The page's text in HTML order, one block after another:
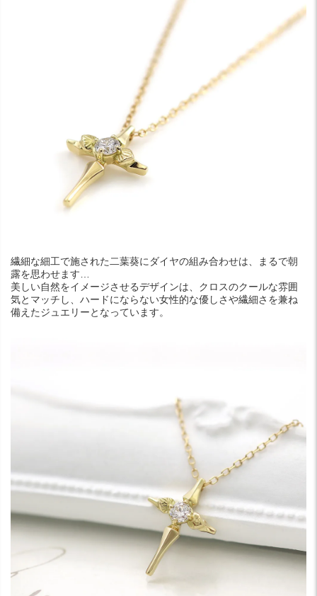
繊細な細工で施された二葉葵にダイヤの組み合わせは、まるで朝
露を思わせます…
美しい自然をイメージさせるデザインは、クロスのクールな雰囲
気とマッチし、ハードにならない女性的な優しさや繊細さを兼ね
備えたジュエリーとなっています。